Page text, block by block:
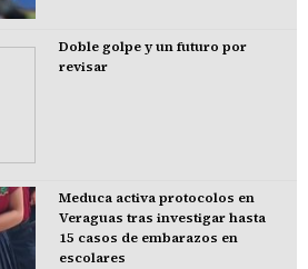
Doble golpe y un futuro por
revisar
Meduca activa protocolos en
Veraguas tras investigar hasta
15 casos de embarazos en
escolares